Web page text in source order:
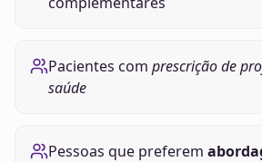
Pacientes com prescrição de
saúde
Pessoas que preferem